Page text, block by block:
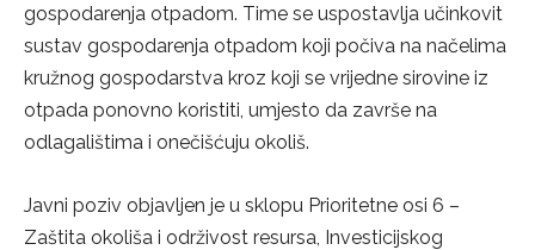
gospodarenja otpadom. Time se uspostavlja učinkovit
sustav gospodarenja otpadom koji počiva na načelima
kružnog gospodarstva kroz koji se vrijedne sirovine iz
otpada ponovno koristiti, umjesto da završe na
odlagalištima i onečišćuju okoliš.
Javni poziv objavljen je u sklopu Prioritetne osi 6 –
Zaštita okoliša i održivost resursa, Investicijskog